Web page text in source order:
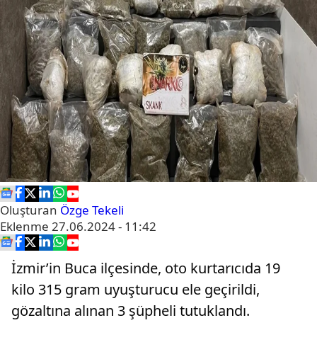
Oluşturan Özge Tekeli
Eklenme 27.06.2024 - 11:42
İzmir’in Buca ilçesinde, oto kurtarıcıda 19
kilo 315 gram uyuşturucu ele geçirildi,
gözaltına alınan 3 şüpheli tutuklandı.